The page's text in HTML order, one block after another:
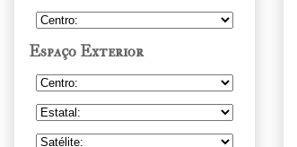
Espaço Exterior